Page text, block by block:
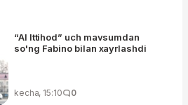
“Al Ittihod” uch mavsumdan
so'ng Fabino bilan xayrlashdi
kecha, 15:10 0